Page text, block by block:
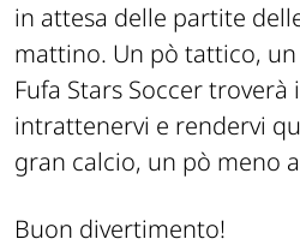
in attesa delle partite
mattino. Un pò tattico,
Fufa Stars Soccer troverà
intrattenervi e rendervi
gran calcio, un pò meno
Buon divertimento!